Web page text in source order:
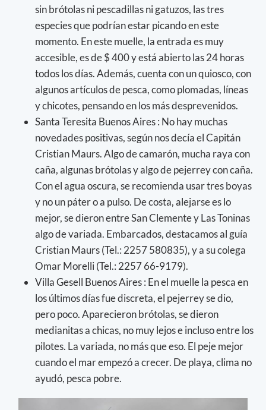
sin brótolas ni pescadillas ni gatuzos, las tres
especies que podrían estar picando en este
momento. En este muelle, la entrada es muy
accesible, es de $ 400 y está abierto las 24 horas
todos los días. Además, cuenta con un quiosco, con
algunos artículos de pesca, como plomadas, líneas
y chicotes, pensando en los más desprevenidos.
Santa Teresita Buenos Aires : No hay muchas
novedades positivas, según nos decía el Capitán
Cristian Maurs. Algo de camarón, mucha raya con
caña, algunas brótolas y algo de pejerrey con caña.
Con el agua oscura, se recomienda usar tres boyas
y no un páter o a pulso. De costa, alejarse es lo
mejor, se dieron entre San Clemente y Las Toninas
algo de variada. Embarcados, destacamos al guía
Cristian Maurs (Tel.: 2257 580835), y a su colega
Omar Morelli (Tel.: 2257 66-9179).
Villa Gesell Buenos Aires : En el muelle la pesca en
los últimos días fue discreta, el pejerrey se dio,
pero poco. Aparecieron brótolas, se dieron
medianitas a chicas, no muy lejos e incluso entre los
pilotes. La variada, no más que eso. El peje mejor
cuando el mar empezó a crecer. De playa, clima no
ayudó, pesca pobre.